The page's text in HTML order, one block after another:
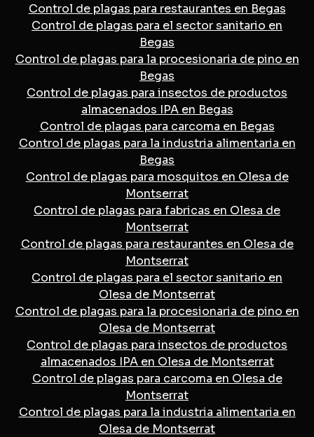
Control de plagas para restaurantes en Begas
Control de plagas para el sector sanitario en
Begas
Control de plagas para la procesionaria de pino en
Begas
Control de plagas para insectos de productos
almacenados IPA en Begas
Control de plagas para carcoma en Begas
Control de plagas para la industria alimentaria en
Begas
Control de plagas para mosquitos en Olesa de
Montserrat
Control de plagas para fabricas en Olesa de
Montserrat
Control de plagas para restaurantes en Olesa de
Montserrat
Control de plagas para el sector sanitario en
Olesa de Montserrat
Control de plagas para la procesionaria de pino en
Olesa de Montserrat
Control de plagas para insectos de productos
almacenados IPA en Olesa de Montserrat
Control de plagas para carcoma en Olesa de
Montserrat
Control de plagas para la industria alimentaria en
Olesa de Montserrat